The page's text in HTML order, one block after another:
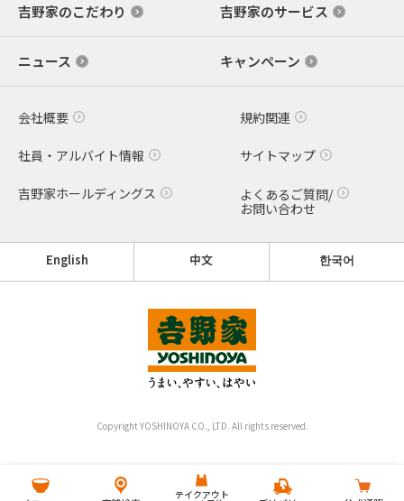
テイクアウト
吉野家のこだわり 吉野家のサービス
ニュース キャンペーン
会社概要 規約関連
社員・アルバイト情報 サイトマップ
吉野家ホールディングス
よくあるご質問/
お問い合わせ
English 中文 한국어
Copyright YOSHINOYA CO., LTD. All rights reserved.